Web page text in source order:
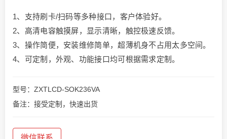
1、支持刷卡/扫码等多种接口，客户体验好。
2、高清电容触摸屏，显示清晰，触控极速反馈。
3、操作简便，安装维修简单，超薄机身不占用太多空间。
4、可定制，外观、功能接口均可根据需求定制。
型号：ZXTLCD-SOK236VA
备注：接受定制，快速出货